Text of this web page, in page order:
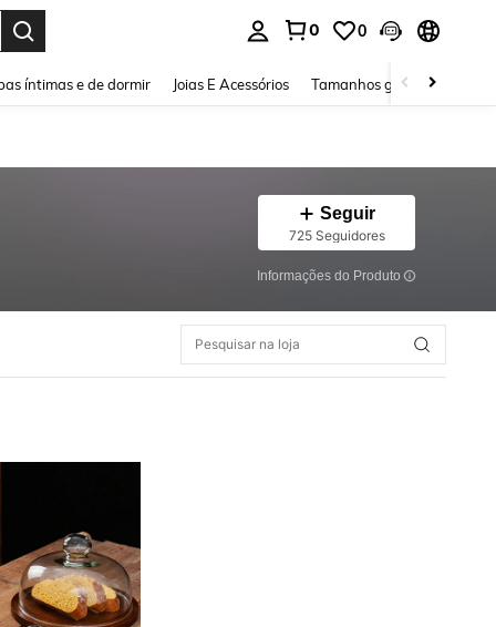
0 0
íntimas e de dormir Joias E Acessórios Tamanhos grandes
Seguir
725 Seguidores
Informações do Produto